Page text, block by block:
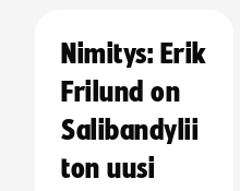
Nimitys: Erik
Frilund on
Salibandylii
ton uusi